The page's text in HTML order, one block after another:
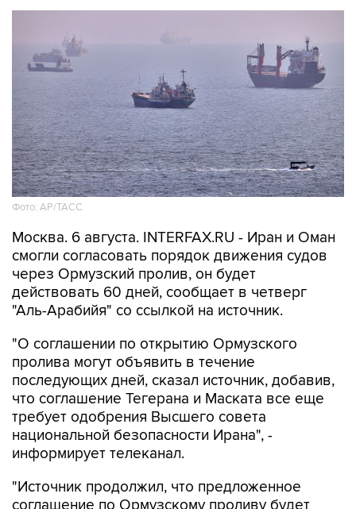
Фото: AP/ТАСС
Москва. 6 августа. INTERFAX.RU - Иран и Оман
смогли согласовать порядок движения судов
через Ормузский пролив, он будет
действовать 60 дней, сообщает в четверг
"Аль-Арабийя" со ссылкой на источник.
"О соглашении по открытию Ормузского
пролива могут объявить в течение
последующих дней, сказал источник, добавив,
что соглашение Тегерана и Маската все еще
требует одобрения Высшего совета
национальной безопасности Ирана", -
информирует телеканал.
"Источник продолжил, что предложенное